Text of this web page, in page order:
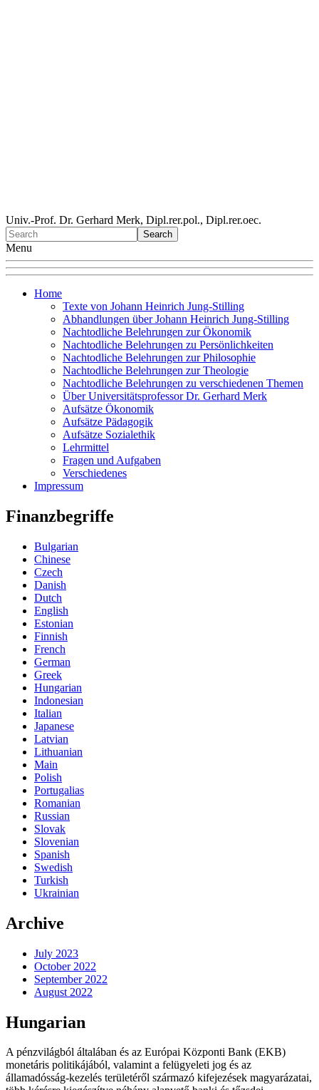
Univ.-Prof. Dr. Gerhard Merk, Dipl.rer.pol., Dipl.rer.oec.
Menu
Home
Texte von Johann Heinrich Jung-Stilling
Abhandlungen über Johann Heinrich Jung-Stilling
Nachtodliche Belehrungen zur Ökonomik
Nachtodliche Belehrungen zu Persönlichkeiten
Nachtodliche Belehrungen zur Philosophie
Nachtodliche Belehrungen zur Theologie
Nachtodliche Belehrungen zu verschiedenen Themen
Über Universitätsprofessor Dr. Gerhard Merk
Aufsätze Ökonomik
Aufsätze Pädagogik
Aufsätze Sozialethik
Lehrmittel
Fragen und Aufgaben
Verschiedenes
Impressum
Finanzbegriffe
Bulgarian
Chinese
Czech
Danish
Dutch
English
Estonian
Finnish
French
German
Greek
Hungarian
Indonesian
Italian
Japanese
Latvian
Lithuanian
Main
Polish
Portugalias
Romanian
Russian
Slovak
Slovenian
Spanish
Swedish
Turkish
Ukrainian
Archive
July 2023
October 2022
September 2022
August 2022
Hungarian
A pénzvilágból általában és az Európai Központi Bank (EKB)
monetáris politikájából, valamint a felügyeleti jog és az
államadósság-kezelés területéről származó kifejezések magyarázatai,